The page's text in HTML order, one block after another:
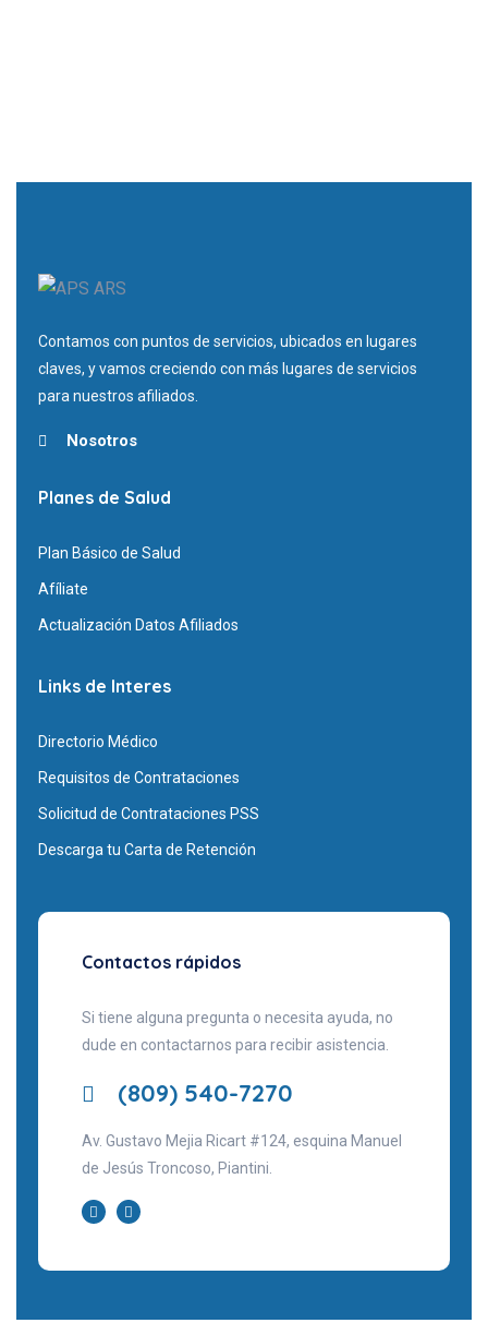
Contamos con puntos de servicios, ubicados en lugares
claves, y vamos creciendo con más lugares de servicios
para nuestros afiliados.
Nosotros
Planes de Salud
Plan Básico de Salud
Afíliate
Actualización Datos Afiliados
Links de Interes
Directorio Médico
Requisitos de Contrataciones
Solicitud de Contrataciones PSS
Descarga tu Carta de Retención
Contactos rápidos
Si tiene alguna pregunta o necesita ayuda, no
dude en contactarnos para recibir asistencia.
(809) 540-7270
Av. Gustavo Mejia Ricart #124, esquina Manuel
de Jesús Troncoso, Piantini.